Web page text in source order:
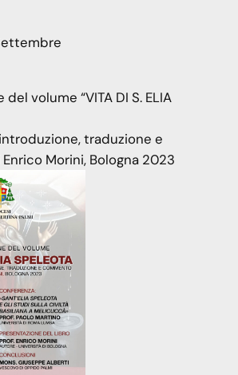
volume “VITA DI S. ELIA
traduzione e
Morini, Bologna 2023